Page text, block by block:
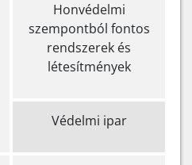
Honvédelmi
szempontból fontos
rendszerek és
létesítmények
Védelmi ipar